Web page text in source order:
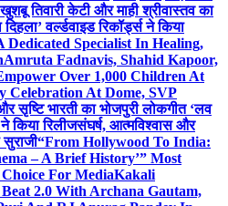
खुशबू तिवारी केटी और माही श्रीवास्तव का
वर्ल्डवाइड रिकॉर्ड्स ने किया
Specialist In Healing,
Amruta Fadnavis, Shahid Kapoor,
Over 1,000 Children At
Celebration At Dome, SVP
सृष्टि भारती का भोजपुरी लोकगीत ‘लव
किया रिलीजसंघर्ष, आत्मविश्वास और
“From Hollywood To India:
– A Brief History’” Most
For MediaKakali
2.0 With Archana Gautam,